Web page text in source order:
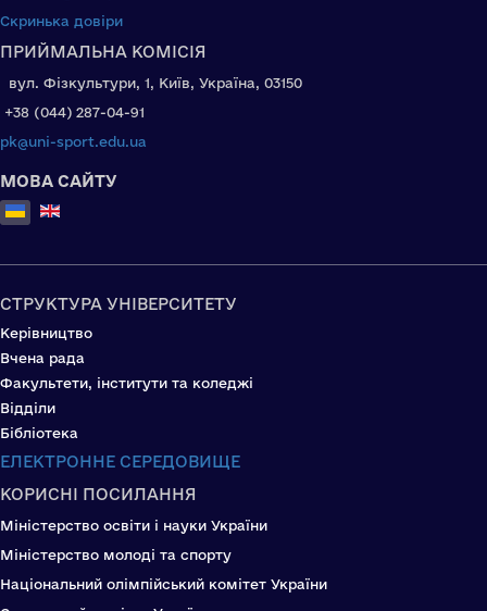
Скринька довіри
ПРИЙМАЛЬНА КОМІСІЯ
вул. Фізкультури, 1, Київ, Україна, 03150
+38 (044) 287-04-91
pk@uni-sport.edu.ua
МОВА САЙТУ
Оберіть свою мову
СТРУКТУРА УНІВЕРСИТЕТУ
Керівництво
Вчена рада
Факультети, інститути та коледжі
Відділи
Бібліотека
ЕЛЕКТРОННЕ СЕРЕДОВИЩЕ
КОРИСНІ ПОСИЛАННЯ
Міністерство освіти і науки України
Міністерство молоді та спорту
Національний олімпійський комітет України